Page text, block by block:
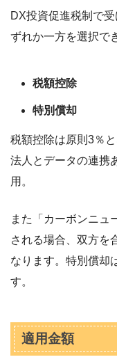
DX投資促進税制で
ずれか一方を選択で
税額控除
特別償却
税額控除は原則3％
法人とデータの連携
用。
また「カーボンニュ
される場合、双方を
なります。特別償却
す。
適用金額